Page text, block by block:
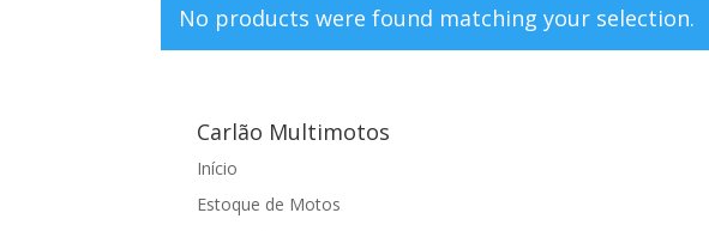
No products were found matching your selection.
Carlão Multimotos
Início
Estoque de Motos